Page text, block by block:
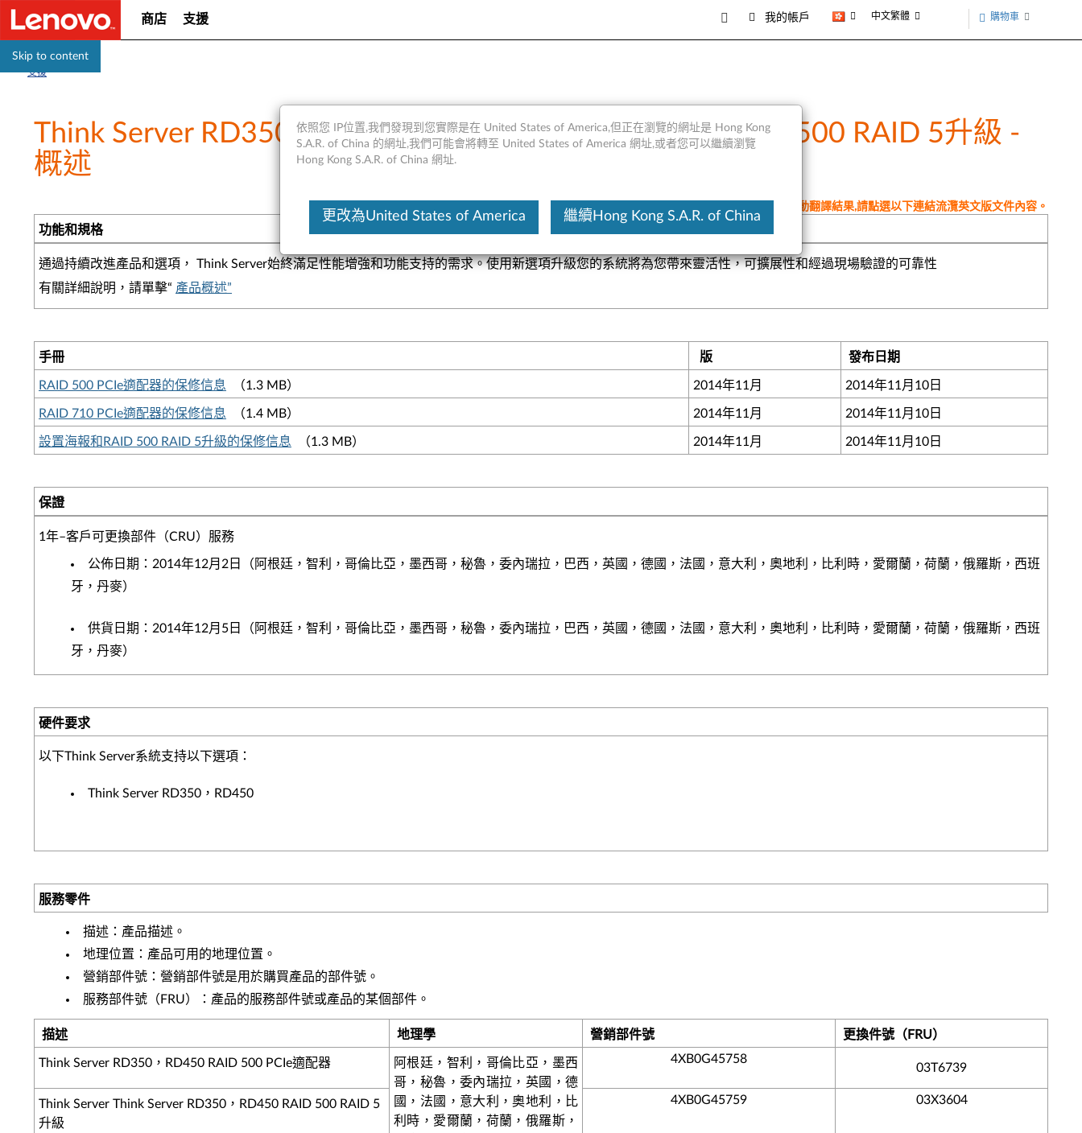
Skip to content
商店 支援 我的帳戶 中文繁體 購物車
支援
Think Server RD350，RD450 RAID 500和710 PCIe，RAID 500 RAID 5升級 -
概述
這份文件為翻譯程式自動翻譯結果,請點選以下連結流灠英文版文件內容。
功能和規格
通過持續改進產品和選項， Think Server始終滿足性能增強和功能支持的需求。使用新選項升級您的系統將為您帶來靈活性，可擴展性和經過現場驗證的可靠性
有關詳細說明，請單擊“ 產品概述”
手冊 版 發布日期
RAID 500 PCIe適配器的保修信息 （1.3 MB） 2014年11月 2014年11月10日
RAID 710 PCIe適配器的保修信息 （1.4 MB） 2014年11月 2014年11月10日
設置海報和RAID 500 RAID 5升級的保修信息 （1.3 MB） 2014年11月 2014年11月10日
保證
1年–客戶可更換部件（CRU）服務
公佈日期：2014年12月2日（阿根廷，智利，哥倫比亞，墨西哥，秘魯，委內瑞拉，巴西，英國，德國，法國，意大利，奧地利，比利時，愛爾蘭，荷蘭，俄羅斯，西班
牙，丹麥）
供貨日期：2014年12月5日（阿根廷，智利，哥倫比亞，墨西哥，秘魯，委內瑞拉，巴西，英國，德國，法國，意大利，奧地利，比利時，愛爾蘭，荷蘭，俄羅斯，西班
牙，丹麥）
硬件要求
以下Think Server系統支持以下選項：
Think Server RD350，RD450
服務零件
描述：產品描述。
地理位置：產品可用的地理位置。
營銷部件號：營銷部件號是用於購買產品的部件號。
服務部件號（FRU）：產品的服務部件號或產品的某個部件。
描述 地理學 營銷部件號 更換件號（FRU）
Think Server RD350，RD450 RAID 500 PCIe適配器
阿根廷，智利，哥倫比亞，墨西
哥，秘魯，委內瑞拉，英國，德
國，法國，意大利，奧地利，比
利時，愛爾蘭，荷蘭，俄羅斯，
4XB0G45758
03T6739
Think Server Think Server RD350，RD450 RAID 500 RAID 5
升級
4XB0G45759 03X3604
依照您 IP位置,我們發現到您實際是在 United States of America,但正在瀏覽的網址是 Hong Kong
S.A.R. of China 的網址,我們可能會將轉至 United States of America 網址,或者您可以繼續瀏覽
Hong Kong S.A.R. of China 網址.
更改為United States of America 繼續Hong Kong S.A.R. of China